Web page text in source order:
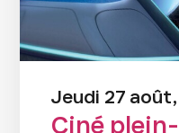
Jeudi 27
Ciné